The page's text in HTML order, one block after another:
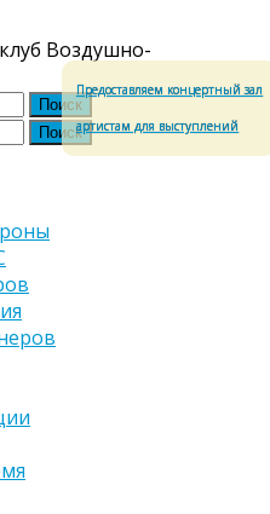
Воздушно-
Предоставляем концертный зал
артистам для выступлений